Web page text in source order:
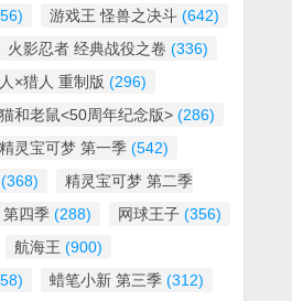
游戏王 怪兽之决斗 (642)
火影忍者 经典战役之卷 (336)
×猎人 重制版 (296)
猫和老鼠<50周年纪念版> (286)
精灵宝可梦 第一季 (542)
(368)
精灵宝可梦 第二季
四季 (288) 网球王子 (356)
航海王 (900)
蜡笔小新 第三季 (312)